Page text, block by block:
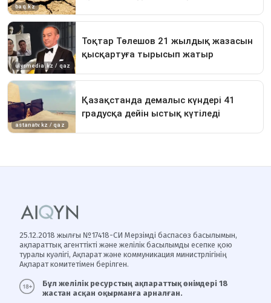
25.12.2018 жылғы №17418-СИ Мерзімді баспасөз басылымын,
ақпараттық агенттікті және желілік басылымды есепке қою
туралы куәлігі, Ақпарат және коммуникация министрлігінің
Ақпарат комитетімен берілген.
Бұл желілік ресурстың ақпараттық өнімдері 18
жастан асқан оқырманға арналған.